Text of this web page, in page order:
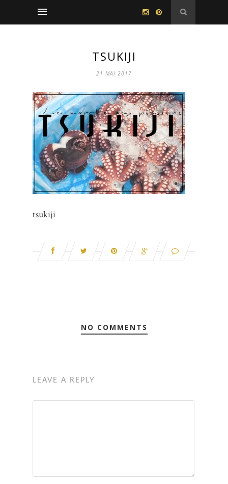
TSUKIJI
21 MAI 2017
tsukiji
NO COMMENTS
LEAVE A REPLY